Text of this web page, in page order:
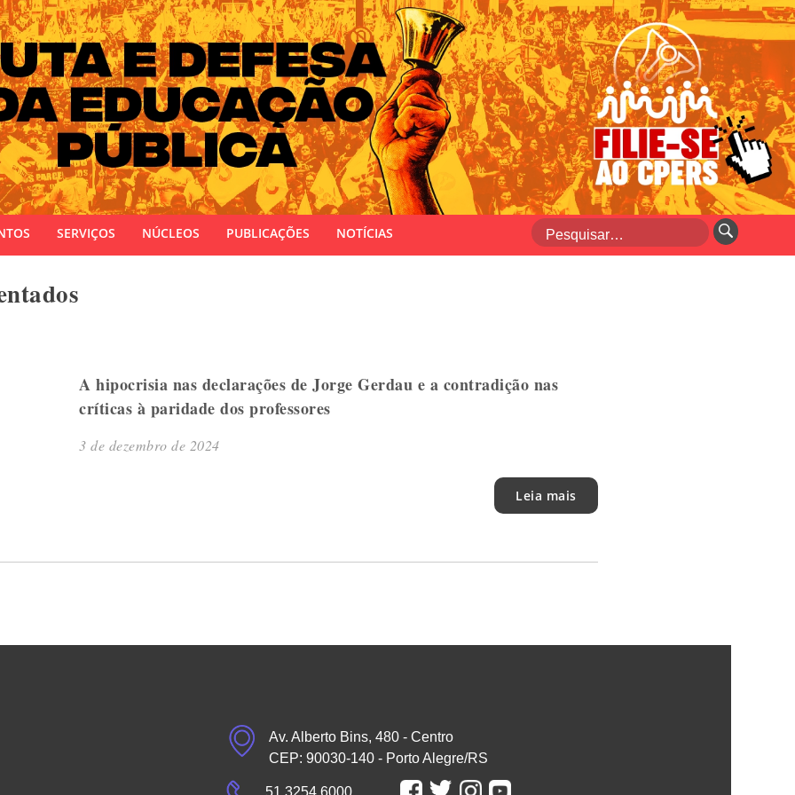
Estado do Rio Grande do Sul
SERVIÇOS NÚCLEOS PUBLICAÇÕES NOTÍCIAS
A hipocrisia nas declarações de Jorge Gerdau e a contradição nas
críticas à paridade dos professores
3 de dezembro de 2024
Leia mais
Av. Alberto Bins, 480 - Centro
CEP: 90030-140 - Porto Alegre/RS
51 3254.6000